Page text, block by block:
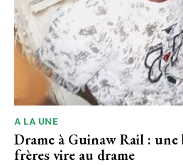
A LA UNE
Drame à Guinaw Rail :
frères vire au drame